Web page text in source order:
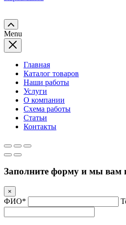
Menu
Главная
Каталог товаров
Наши работы
Услуги
О компании
Схема работы
Статьи
Контакты
Заполните форму и мы вам
×
ФИО*